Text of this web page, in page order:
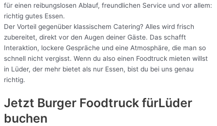
für einen reibungslosen Ablauf, freundlichen Service und vor allem:
richtig gutes Essen.
Der Vorteil gegenüber klassischem Catering? Alles wird frisch
zubereitet, direkt vor den Augen deiner Gäste. Das schafft
Interaktion, lockere Gespräche und eine Atmosphäre, die man so
schnell nicht vergisst. Wenn du also einen Foodtruck mieten willst
in Lüder, der mehr bietet als nur Essen, bist du bei uns genau
richtig.
Jetzt Burger Foodtruck fürLüder
buchen